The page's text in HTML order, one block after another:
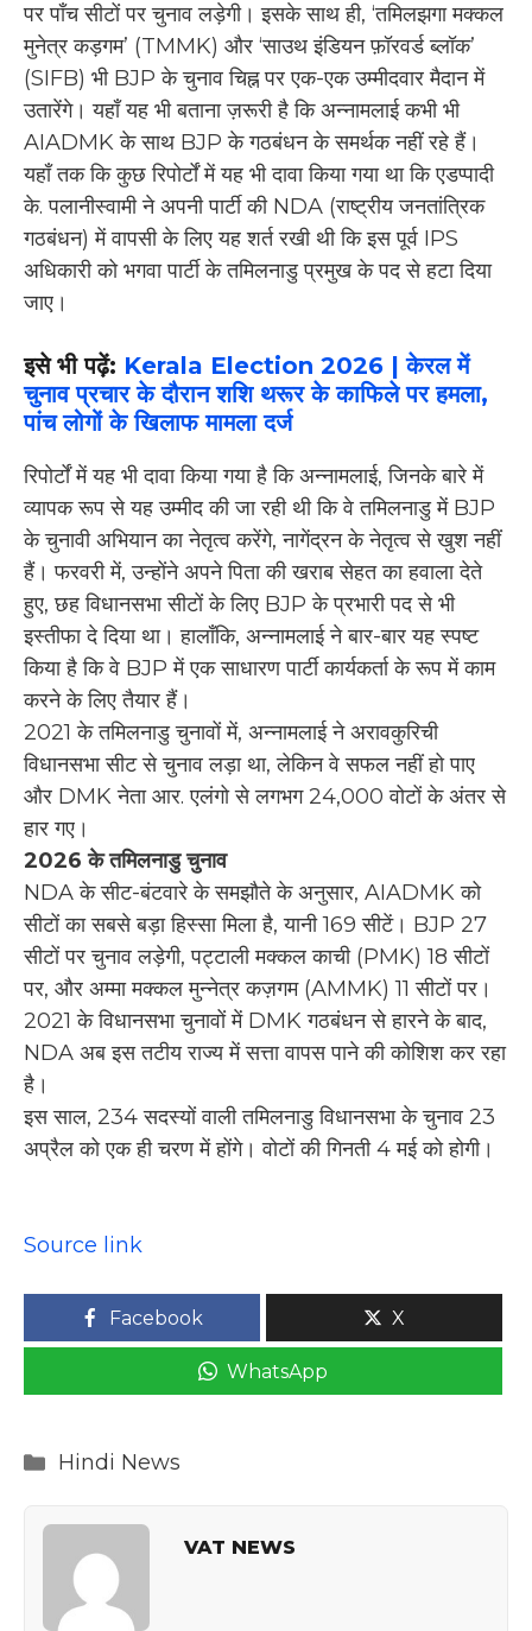
पर पाँच सीटों पर चुनाव लड़ेगी। इसके साथ ही, ‘तमिलझगा मक्कल
मुनेत्र कड़गम’ (TMMK) और ‘साउथ इंडियन फ़ॉरवर्ड ब्लॉक’
(SIFB) भी BJP के चुनाव चिह्न पर एक-एक उम्मीदवार मैदान में
उतारेंगे। यहाँ यह भी बताना ज़रूरी है कि अन्नामलाई कभी भी
AIADMK के साथ BJP के गठबंधन के समर्थक नहीं रहे हैं।
यहाँ तक कि कुछ रिपोर्टों में यह भी दावा किया गया था कि एडप्पादी
के. पलानीस्वामी ने अपनी पार्टी की NDA (राष्ट्रीय जनतांत्रिक
गठबंधन) में वापसी के लिए यह शर्त रखी थी कि इस पूर्व IPS
अधिकारी को भगवा पार्टी के तमिलनाडु प्रमुख के पद से हटा दिया
जाए।
इसे भी पढ़ें: Kerala Election 2026 | केरल में
चुनाव प्रचार के दौरान शशि थरूर के काफिले पर हमला,
पांच लोगों के खिलाफ मामला दर्ज
रिपोर्टों में यह भी दावा किया गया है कि अन्नामलाई, जिनके बारे में
व्यापक रूप से यह उम्मीद की जा रही थी कि वे तमिलनाडु में BJP
के चुनावी अभियान का नेतृत्व करेंगे, नागेंद्रन के नेतृत्व से खुश नहीं
हैं। फरवरी में, उन्होंने अपने पिता की खराब सेहत का हवाला देते
हुए, छह विधानसभा सीटों के लिए BJP के प्रभारी पद से भी
इस्तीफा दे दिया था। हालाँकि, अन्नामलाई ने बार-बार यह स्पष्ट
किया है कि वे BJP में एक साधारण पार्टी कार्यकर्ता के रूप में काम
करने के लिए तैयार हैं।
2021 के तमिलनाडु चुनावों में, अन्नामलाई ने अरावकुरिची
विधानसभा सीट से चुनाव लड़ा था, लेकिन वे सफल नहीं हो पाए
और DMK नेता आर. एलंगो से लगभग 24,000 वोटों के अंतर से
हार गए।
2026 के तमिलनाडु चुनाव
NDA के सीट-बंटवारे के समझौते के अनुसार, AIADMK को
सीटों का सबसे बड़ा हिस्सा मिला है, यानी 169 सीटें। BJP 27
सीटों पर चुनाव लड़ेगी, पट्टाली मक्कल काची (PMK) 18 सीटों
पर, और अम्मा मक्कल मुन्नेत्र कज़गम (AMMK) 11 सीटों पर।
2021 के विधानसभा चुनावों में DMK गठबंधन से हारने के बाद,
NDA अब इस तटीय राज्य में सत्ता वापस पाने की कोशिश कर रहा
है।
इस साल, 234 सदस्यों वाली तमिलनाडु विधानसभा के चुनाव 23
अप्रैल को एक ही चरण में होंगे। वोटों की गिनती 4 मई को होगी।
Source link
Facebook X
WhatsApp
Categories
Hindi News
VAT NEWS